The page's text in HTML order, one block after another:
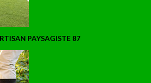
PAYSAGISTE 87